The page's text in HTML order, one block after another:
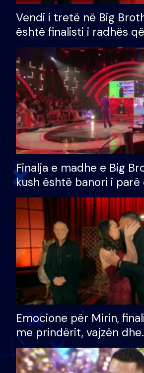
Vendi i tretë në Big
është finalisti i radhës
Finalja e madhe e Big
kush është banori i parë
shtëpinë dhe humb
të fituar çmimin e madh
Emocione për Mirin,
me prindërit, vajzën dhe
bashkëshorten: S’kemi
divorci apo jo?